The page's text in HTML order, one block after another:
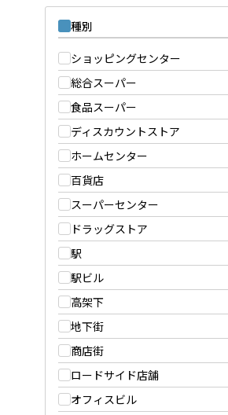
種別
ショッピングセンター
総合スーパー
食品スーパー
ディスカウントストア
ホームセンター
百貨店
スーパーセンター
ドラッグストア
駅
駅ビル
高架下
地下街
商店街
ロードサイド店舗
オフィスビル